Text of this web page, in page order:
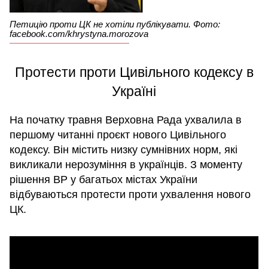
Петицію проти ЦК не хотіли публікувати. Фото:
facebook.com/khrystyna.morozova
Протести проти Цивільного кодексу в
Україні
На початку травня Верховна Рада ухвалила в
першому читанні проєкт нового Цивільного
кодексу. Він містить низку сумнівних норм, які
викликали нерозуміння в українців. З моменту
рішення ВР у багатьох містах України
відбуваються протести проти ухвалення нового
ЦК.